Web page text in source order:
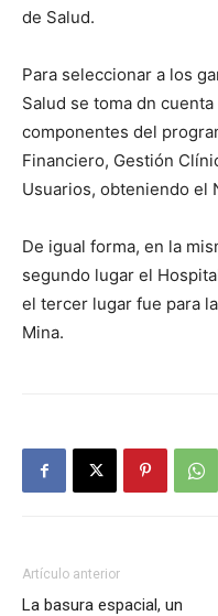
de Salud.
Para seleccionar a los
Salud se toma dn
componentes del
Financiero, Gestión
Usuarios, obteniendo el
De igual forma, en la
segundo lugar el
el tercer lugar fue para
Mina.
Artículo anterior
La basura espacial, un